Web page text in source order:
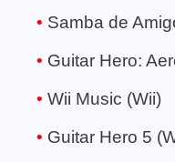
Samba de
Guitar Hero:
Wii Music (Wii)
Guitar Hero 5